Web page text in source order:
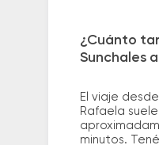
¿Cuánto
Sunchales
El viaje
Rafaela
minutos.